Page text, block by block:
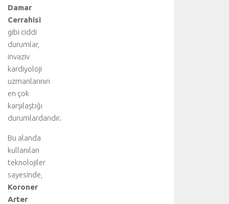
Damar
Cerrahisi
gibi ciddi
durumlar,
invaziv
kardiyoloji
uzmanlarının
en çok
karşılaştığı
durumlardandır.
Bu alanda
kullanılan
teknolojiler
sayesinde,
Koroner
Arter